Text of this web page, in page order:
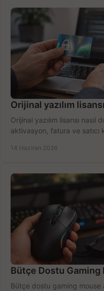
Orijinal yazılım
Orijinal yazılım lisansı nasıl
aktivasyon, fatura ve
14 Haziran 2026
Bütçe Dostu Gaming
Bütçe dostu gaming mouse